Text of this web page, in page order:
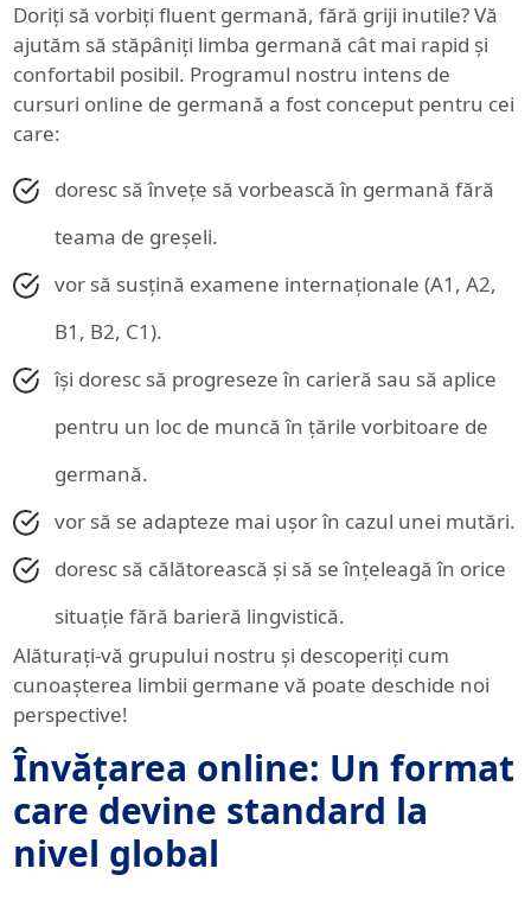
Doriți să vorbiți fluent germană, fără griji inutile? Vă
ajutăm să stăpâniți limba germană cât mai rapid și
confortabil posibil. Programul nostru intens de
cursuri online de germană a fost conceput pentru cei
care:
doresc să învețe să vorbească în germană fără
teama de greșeli.
vor să susțină examene internaționale (A1, A2,
B1, B2, C1).
își doresc să progreseze în carieră sau să aplice
pentru un loc de muncă în țările vorbitoare de
germană.
vor să se adapteze mai ușor în cazul unei mutări.
doresc să călătorească și să se înțeleagă în orice
situație fără barieră lingvistică.
Alăturați-vă grupului nostru și descoperiți cum
cunoașterea limbii germane vă poate deschide noi
perspective!
Învățarea online: Un format
care devine standard la
nivel global